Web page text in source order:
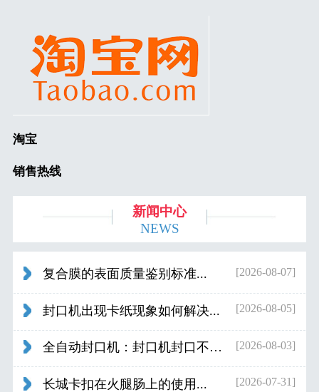
淘宝
销售热线
新闻中心
NEWS
复合膜的表面质量鉴别标准... [2026-08-07]
封口机出现卡纸现象如何解决... [2026-08-05]
全自动封口机：封口机封口不好应检查什... [2026-08-03]
长城卡扣在火腿肠上的使用... [2026-07-31]